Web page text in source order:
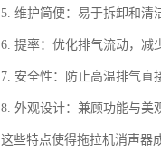
5. 维护简便：易于拆卸和清
6. 提率：优化排气流动，减
7. 安全性：防止高温排气直
8. 外观设计：兼顾功能与美
这些特点使得拖拉机消声器